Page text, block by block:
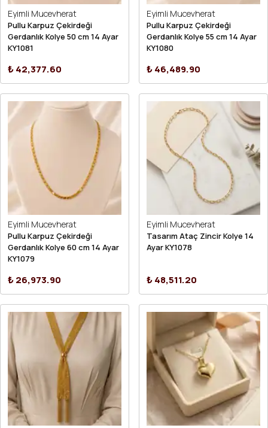
Eyimli Mucevherat
Pullu Karpuz Çekirdeği
Gerdanlık Kolye 50 cm 14 Ayar
KY1081
₺ 42,377.60
Eyimli Mucevherat
Pullu Karpuz Çekirdeği
Gerdanlık Kolye 55 cm 14 Ayar
KY1080
₺ 46,489.90
Eyimli Mucevherat
Pullu Karpuz Çekirdeği
Gerdanlık Kolye 60 cm 14 Ayar
KY1079
₺ 26,973.90
Eyimli Mucevherat
Tasarım Ataç Zincir Kolye 14
Ayar KY1078
₺ 48,511.20